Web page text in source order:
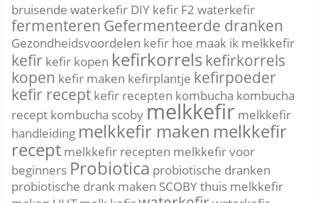
bruisende waterkefir DIY kefir F2 waterkefir
fermenteren Gefermenteerde dranken
Gezondheidsvoordelen kefir hoe maak ik melkkefir
kefir kefir kopen kefirkorrelskefirkorrels
kopen kefir maken kefirplantje kefirpoeder
kefir recept kefir recepten kombucha kombucha
recept kombucha scoby melkkefir melkkefir
handleiding melkkefir maken melkkefir
recept melkkefir recepten melkkefir voor
beginners Probiotica probiotische dranken
probiotische drank maken SCOBYthuis melkkefir